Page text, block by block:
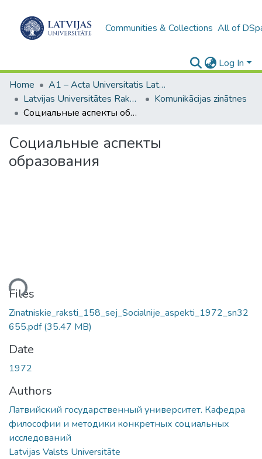
Communities & Collections All of
Log In
Home
A1 – Acta Universitatis Latviensis / Universitātes raksti / Scientific papers
Latvijas Universitātes Raksti (1949– )
Komunikācijas zinātnes
Социальные аспекты образования
Социальные аспекты
образования
Files
Zinatniskie_raksti_158_sej_Socialnije_aspekti_1972_sn32
655.pdf(35.47 MB)
Date
1972
Authors
Латвийский государственный университет. Кафедра
философии и методики конкретных социальных
исследований
Latvijas Valsts Universitāte